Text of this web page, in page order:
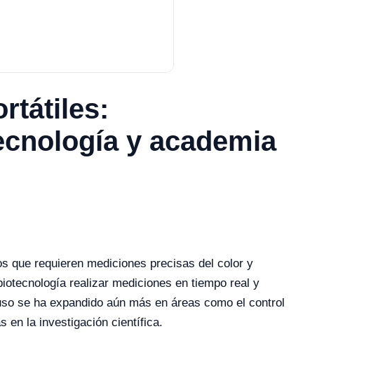
y academia
que requieren mediciones precisas del color y
realizar mediciones en tiempo real y
se ha expandido aún más en áreas como el control
en la investigación científica.